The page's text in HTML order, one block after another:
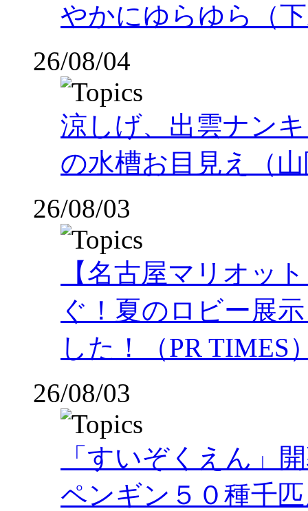
やかにゆらゆら（
26/08/04
涼しげ、出雲ナン
の水槽お目見え（
26/08/03
【名古屋マリオッ
ぐ！夏のロビー展
した！（PR TIMES
26/08/03
「すいぞくえん」
ペンギン５０種千